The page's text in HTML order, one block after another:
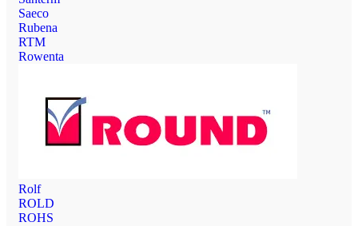
Saeco
Rubena
RTM
Rowenta
Rolf
ROLD
ROHS